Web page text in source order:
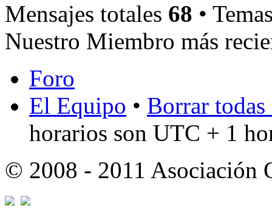
Mensajes totales 68 •
Nuestro Miembro más
Foro
El Equipo • Borrar
horarios son UTC + 1
© 2008 - 2011 Asociación